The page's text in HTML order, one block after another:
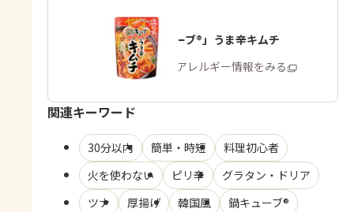
「鍋キューブ®」うま辛キムチ
商品・アレルギー情報をみる
関連キーワード
30分以内 簡単・時短
料理初心者
火を使わない
ピリ辛
グラタン・ドリア
ツナ
厚揚げ 韓国風
鍋キューブ®